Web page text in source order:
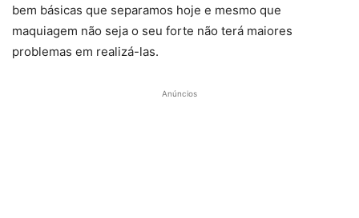
bem básicas que separamos hoje e mesmo que
maquiagem não seja o seu forte não terá maiores
problemas em realizá-las.
Anúncios